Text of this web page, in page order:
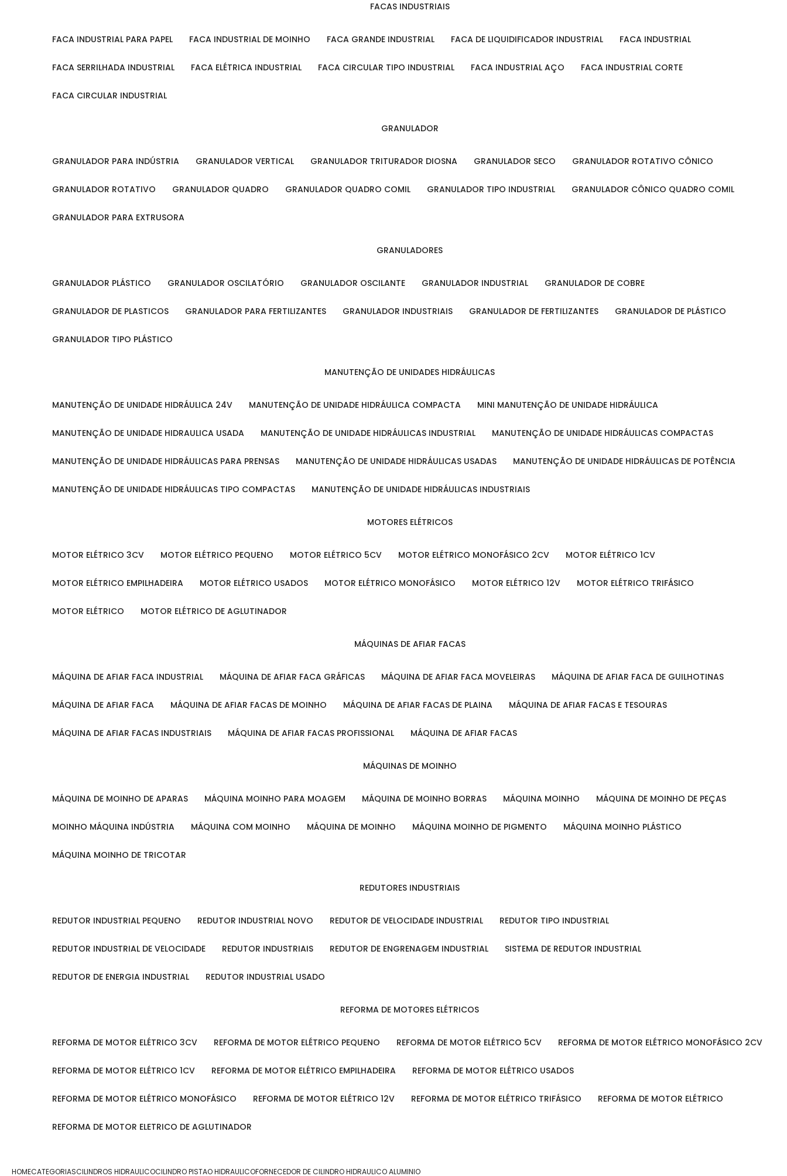
FACAS INDUSTRIAIS
FACA INDUSTRIAL PARA PAPEL FACA INDUSTRIAL DE MOINHO FACA GRANDE INDUSTRIAL FACA DE LIQUIDIFICADOR INDUSTRIAL FACA INDUSTRIAL
FACA SERRILHADA INDUSTRIAL FACA ELÉTRICA INDUSTRIAL FACA CIRCULAR TIPO INDUSTRIAL FACA INDUSTRIAL AÇO FACA INDUSTRIAL CORTE
FACA CIRCULAR INDUSTRIAL
GRANULADOR
GRANULADOR PARA INDÚSTRIA GRANULADOR VERTICAL GRANULADOR TRITURADOR DIOSNA GRANULADOR SECO GRANULADOR ROTATIVO CÔNICO
GRANULADOR ROTATIVO GRANULADOR QUADRO GRANULADOR QUADRO COMIL GRANULADOR TIPO INDUSTRIAL GRANULADOR CÔNICO QUADRO COMIL
GRANULADOR PARA EXTRUSORA
GRANULADORES
GRANULADOR PLÁSTICO GRANULADOR OSCILATÓRIO GRANULADOR OSCILANTE GRANULADOR INDUSTRIAL GRANULADOR DE COBRE
GRANULADOR DE PLASTICOS GRANULADOR PARA FERTILIZANTES GRANULADOR INDUSTRIAIS GRANULADOR DE FERTILIZANTES GRANULADOR DE PLÁSTICO
GRANULADOR TIPO PLÁSTICO
MANUTENÇÃO DE UNIDADES HIDRÁULICAS
MANUTENÇÃO DE UNIDADE HIDRÁULICA 24V MANUTENÇÃO DE UNIDADE HIDRÁULICA COMPACTA MINI MANUTENÇÃO DE UNIDADE HIDRÁULICA
MANUTENÇÃO DE UNIDADE HIDRAULICA USADA MANUTENÇÃO DE UNIDADE HIDRÁULICAS INDUSTRIAL MANUTENÇÃO DE UNIDADE HIDRÁULICAS COMPACTAS
MANUTENÇÃO DE UNIDADE HIDRÁULICAS PARA PRENSAS MANUTENÇÃO DE UNIDADE HIDRÁULICAS USADAS MANUTENÇÃO DE UNIDADE HIDRÁULICAS DE POTÊNCIA
MANUTENÇÃO DE UNIDADE HIDRÁULICAS TIPO COMPACTAS MANUTENÇÃO DE UNIDADE HIDRÁULICAS INDUSTRIAIS
MOTORES ELÉTRICOS
MOTOR ELÉTRICO 3CV MOTOR ELÉTRICO PEQUENO MOTOR ELÉTRICO 5CV MOTOR ELÉTRICO MONOFÁSICO 2CV MOTOR ELÉTRICO 1CV
MOTOR ELÉTRICO EMPILHADEIRA MOTOR ELÉTRICO USADOS MOTOR ELÉTRICO MONOFÁSICO MOTOR ELÉTRICO 12V MOTOR ELÉTRICO TRIFÁSICO
MOTOR ELÉTRICO MOTOR ELÉTRICO DE AGLUTINADOR
MÁQUINAS DE AFIAR FACAS
MÁQUINA DE AFIAR FACA INDUSTRIAL MÁQUINA DE AFIAR FACA GRÁFICAS MÁQUINA DE AFIAR FACA MOVELEIRAS MÁQUINA DE AFIAR FACA DE GUILHOTINAS
MÁQUINA DE AFIAR FACA MÁQUINA DE AFIAR FACAS DE MOINHO MÁQUINA DE AFIAR FACAS DE PLAINA MÁQUINA DE AFIAR FACAS E TESOURAS
MÁQUINA DE AFIAR FACAS INDUSTRIAIS MÁQUINA DE AFIAR FACAS PROFISSIONAL MÁQUINA DE AFIAR FACAS
MÁQUINAS DE MOINHO
MÁQUINA DE MOINHO DE APARAS MÁQUINA MOINHO PARA MOAGEM MÁQUINA DE MOINHO BORRAS MÁQUINA MOINHO MÁQUINA DE MOINHO DE PEÇAS
MOINHO MÁQUINA INDÚSTRIA MÁQUINA COM MOINHO MÁQUINA DE MOINHO MÁQUINA MOINHO DE PIGMENTO MÁQUINA MOINHO PLÁSTICO
MÁQUINA MOINHO DE TRICOTAR
REDUTORES INDUSTRIAIS
REDUTOR INDUSTRIAL PEQUENO REDUTOR INDUSTRIAL NOVO REDUTOR DE VELOCIDADE INDUSTRIAL REDUTOR TIPO INDUSTRIAL
REDUTOR INDUSTRIAL DE VELOCIDADE REDUTOR INDUSTRIAIS REDUTOR DE ENGRENAGEM INDUSTRIAL SISTEMA DE REDUTOR INDUSTRIAL
REDUTOR DE ENERGIA INDUSTRIAL REDUTOR INDUSTRIAL USADO
REFORMA DE MOTORES ELÉTRICOS
REFORMA DE MOTOR ELÉTRICO 3CV REFORMA DE MOTOR ELÉTRICO PEQUENO REFORMA DE MOTOR ELÉTRICO 5CV REFORMA DE MOTOR ELÉTRICO MONOFÁSICO 2CV
REFORMA DE MOTOR ELÉTRICO 1CV REFORMA DE MOTOR ELÉTRICO EMPILHADEIRA REFORMA DE MOTOR ELÉTRICO USADOS
REFORMA DE MOTOR ELÉTRICO MONOFÁSICO REFORMA DE MOTOR ELÉTRICO 12V REFORMA DE MOTOR ELÉTRICO TRIFÁSICO REFORMA DE MOTOR ELÉTRICO
REFORMA DE MOTOR ELETRICO DE AGLUTINADOR
HOMECATEGORIASCILINDROS HIDRAULICOCILINDRO PISTAO HIDRAULICOFORNECEDOR DE CILINDRO HIDRAULICO ALUMINIO